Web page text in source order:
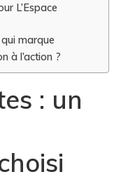
L’Espace
marque
à l’action ?
: un